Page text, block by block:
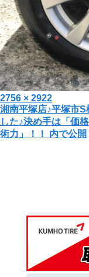
投
稿
日:
フ
ル
サ
イ
2756 × 2922
投
稿
湘南平塚店♪平塚市
した♪決め手は「価
術力」！！
内で公開